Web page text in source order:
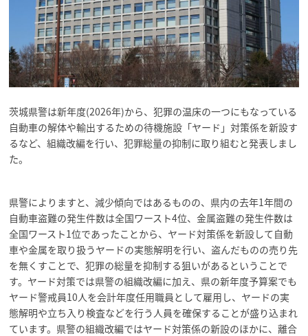
茨城県警は新年度(2026年)から、犯罪の温床の一つにもなっている
自動車の解体や輸出するための待機施設「ヤード」対策係を新設す
るなど、組織改編を行い、犯罪総量の抑制に取り組むと発表しまし
た。
県警によりますと、減少傾向ではあるものの、県内の去年1年間の
自動車盗難の発生件数は全国ワースト4位、金属盗難の発生件数は
全国ワースト1位であったことから、ヤード対策係を新設して自動
車や金属を取り扱うヤードの実態解明を行い、盗んだものの売り先
を無くすことで、犯罪の総量を抑制する狙いがあるということで
す。ヤード対策では県警の組織改編に加え、県の新年度予算案でも
ヤード警戒員10人を会計年度任用職員として雇用し、ヤードの実
態解明や立ち入り検査などを行う人員を確保することが盛り込まれ
ています。県警の組織改編ではヤード対策係の新設のほかに、離合